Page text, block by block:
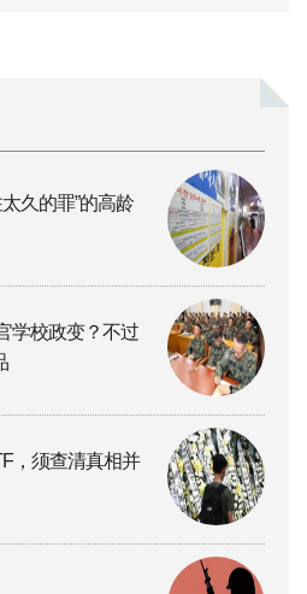
久的罪”的高龄
学校政变？不过
，须查清真相并